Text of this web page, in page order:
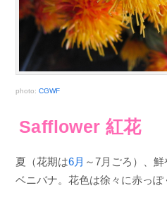
photo: CGWF
Safflower 紅花
夏（花期は6月 ～7月ごろ）、
ベニバナ。花色は徐々に赤っぽ